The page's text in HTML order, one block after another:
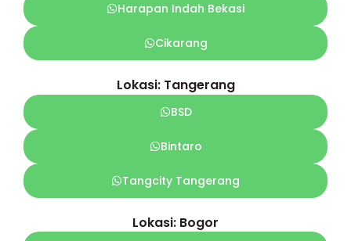
Harapan Indah Bekasi
Cikarang
Lokasi: Tangerang
BSD
Bintaro
Tangcity Tangerang
Lokasi: Bogor